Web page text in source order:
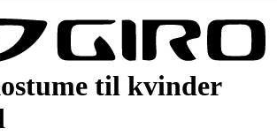
til kvinder